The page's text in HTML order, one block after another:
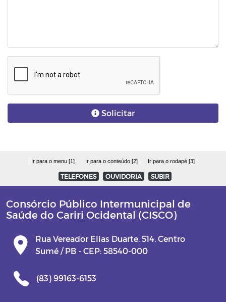
Solicitar
Ir para o menu [1] Ir para o conteúdo [2] Ir para o rodapé [3]
TELEFONES OUVIDORIA SUBIR
Consórcio Público Intermunicipal de
Saúde do Cariri Ocidental (CISCO)
Rua Vereador Elias Duarte, 514, Centro
Sumé / PB - CEP: 58540-000
(83) 99163-6153